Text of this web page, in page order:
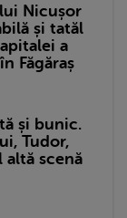
Nicușor
și tatăl
a
Făgăraș
și bunic.
Tudor,
altă scenă